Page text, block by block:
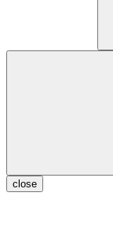
close